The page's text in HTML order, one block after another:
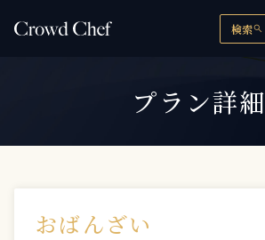
検索search
プラン詳細
おばんざい